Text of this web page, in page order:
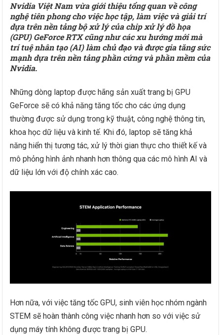
Nvidia Việt Nam vừa giới thiệu tổng quan về công
nghệ tiên phong cho việc học tập, làm việc và giải trí
dựa trên nền tảng bộ xử lý của chip xử lý đồ họa
(GPU) GeForce RTX cũng như các xu hướng mới mà
trí tuệ nhân tạo (AI) làm chủ đạo và được gia tăng sức
mạnh dựa trên nền tảng phần cứng và phần mềm của
Nvidia.
Những dòng laptop được hãng sản xuất trang bị GPU
GeForce sẽ có khả năng tăng tốc cho các ứng dụng
thường được sử dụng trong kỹ thuật, công nghệ thông tin,
khoa học dữ liệu và kinh tế. Khi đó, laptop sẽ tăng khả
năng hiển thị tương tác, xử lý thời gian thực cho thiết kế và
mô phỏng hình ảnh nhanh hơn thông qua các mô hình AI và
dữ liệu lớn với độ chính xác cao.
Hơn nữa, với việc tăng tốc GPU, sinh viên học nhóm ngành
STEM sẽ hoàn thành công việc nhanh hơn so với việc sử
dụng máy tính không được trang bị GPU.